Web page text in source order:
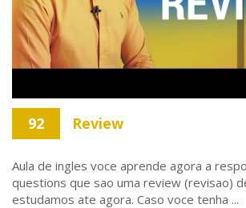
92 Review
Aula de ingles voce aprende agora a
questions que sao uma review (revisao)
estudamos ate agora. Caso voce tenha ...